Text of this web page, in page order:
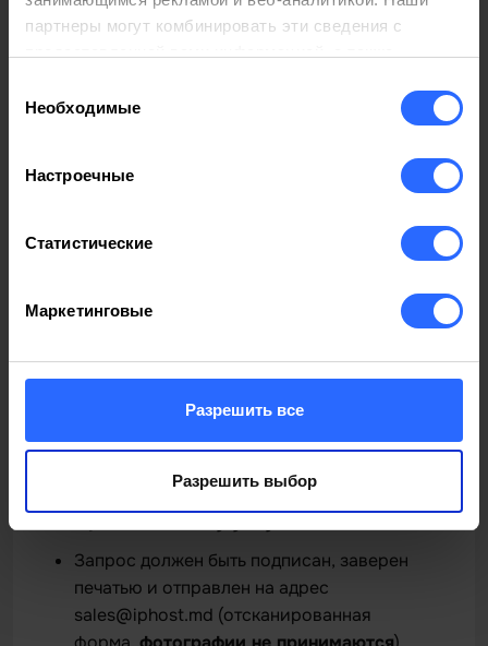
партнеры могут комбинировать эти сведения с
вами их сервисов.
согласия
Необходимые
Настроечные
Статистические
Маркетинговые
Разрешить все
Разрешить выбор
sales@iphost.md (в отсканированном
виде,фотографии не принимаются).
Запрос должен быть подписан, заверен
форма,изображения не принимаются).
Запрос должен быть подписан, заверен
sales@iphost.md (отсканированная
форма,изображения не принимаются).
Запрос на отмену услуги
Запрос должен быть подписан, заверен
печатью и отправлен на адрес
sales@iphost.md (отсканированная